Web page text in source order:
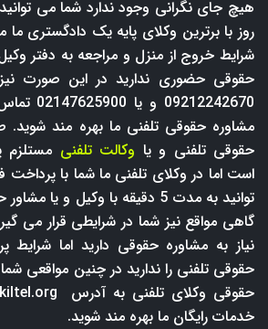
هیچ جای نگرانی وجود ندارد شما می
روز با برترین وکلای پایه یک دادگستری ما
شرایط خروج از منزل و مراجعه به دفتر
حقوقی حضوری ندارید در این صورت نیز
مشاوره حقوقی تلفنی ما بهره مند شوید.
حقوقی تلفنی و یا وکالت تلفنی مستلزم
توانید به مدت 5 دقیقه با وکیل و
گاهی مواقع نیز شما در شرایطی قرار می
نیاز به مشاوره حقوقی دارید اما شرایط
حقوقی تلفنی را ندارید در چنین مواقعی
حقوقی وکلای تلفنی به آدرس
خدمات رایگان ما بهره مند شوید.